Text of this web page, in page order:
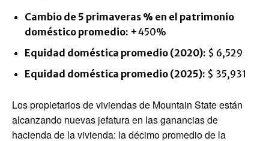
Cambio de 5 primaveras % en el patrimonio
doméstico promedio: +450%
Equidad doméstica promedio (2020): $ 6,529
Equidad doméstica promedio (2025): $ 35,931
Los propietarios de viviendas de Mountain State están
alcanzando nuevas jefatura en las ganancias de
hacienda de la vivienda: la décimo promedio de la